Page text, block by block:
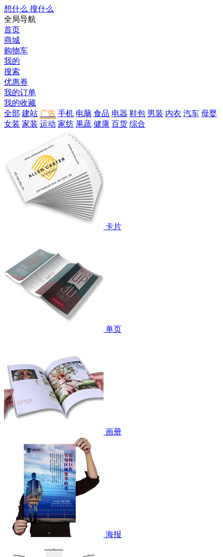
想什么 搜什么
全局导航
首页
商城
购物车
我的
搜索
优惠券
我的订单
我的收藏
全部 建站 广告 手机 电脑 食品 电器 鞋包 男装 内衣 汽车 母婴
女装 家装 运动 家纺 果蔬 健康 百货 综合
卡片
单页
画册
海报